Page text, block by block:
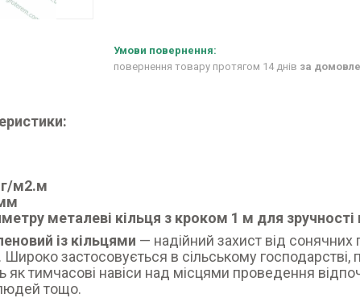
повернення товару протягом 14 днів за
г/м2.м
металеві кільця з кроком 1 м для зручності
із кільцями — надійний захист від сонячних
застосовується в сільському господарстві,
тимчасові навіси над місцями проведення
тощо.